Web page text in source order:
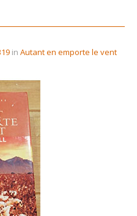
in Autant en emporte le vent